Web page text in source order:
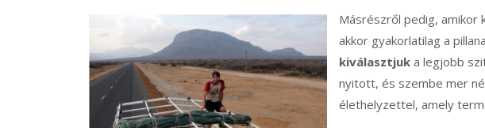
Másrészről pedig, amikor
akkor gyakorlatilag a
kiválasztjuk a legjobb
nyitott, és szembe mer
élethelyzettel, amely